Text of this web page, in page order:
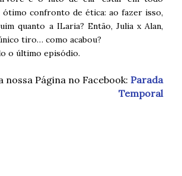
ótimo confronto de ética: ao fazer isso,
quanto a ILaria? Então, Julia x Alan,
tiro… como acabou?
o último episódio.
nossa Página no Facebook: Parada
Temporal